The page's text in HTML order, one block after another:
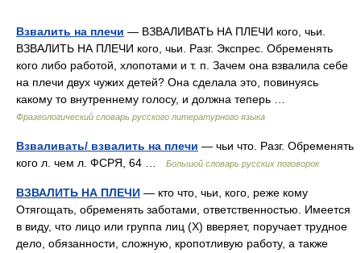
Взвалить на плечи — ВЗВАЛИВАТЬ НА ПЛЕЧИ кого, чьи.
ВЗВАЛИТЬ НА ПЛЕЧИ кого, чьи. Разг. Экспрес. Обременять
кого либо работой, хлопотами и т. п. Зачем она взвалила себе
на плечи двух чужих детей? Она сделала это, повинуясь
какому то внутреннему голосу, и должна теперь …
Фразеологический словарь русского литературного языка
Взваливать/ взвалить на плечи — чьи что. Разг. Обременять
кого л. чем л. ФСРЯ, 64 …
Большой словарь русских поговорок
ВЗВАЛИТЬ НА ПЛЕЧИ — кто что, чьи, кого, реже кому
Отягощать, обременять заботами, ответственностью. Имеется
в виду, что лицо или группа лиц (X) вверяет, поручает трудное
дело, обязанности, сложную, кропотливую работу, а также